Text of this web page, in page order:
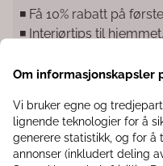
◾️ Få 10% rabatt på
◾️ Interiørtips til
◾️ Samle bonuspoeng
Er du medlem? Du er
Om
Vi bruker egne og
lignende teknologier for å
generere statistikk, og for å
annonser (inkludert deling